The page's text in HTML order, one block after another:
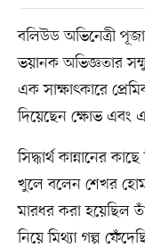
বলিউড অভিনেত্রী
ভয়ানক অভিজ্ঞতার
এক সাক্ষাৎকারে
দিয়েছেন ক্ষোভ এবং
সিদ্ধার্থ কান্নানের
খুলে বলেন শেখর হোম
মারধর করা হয়েছিল
নিয়ে মিথ্যা গল্প